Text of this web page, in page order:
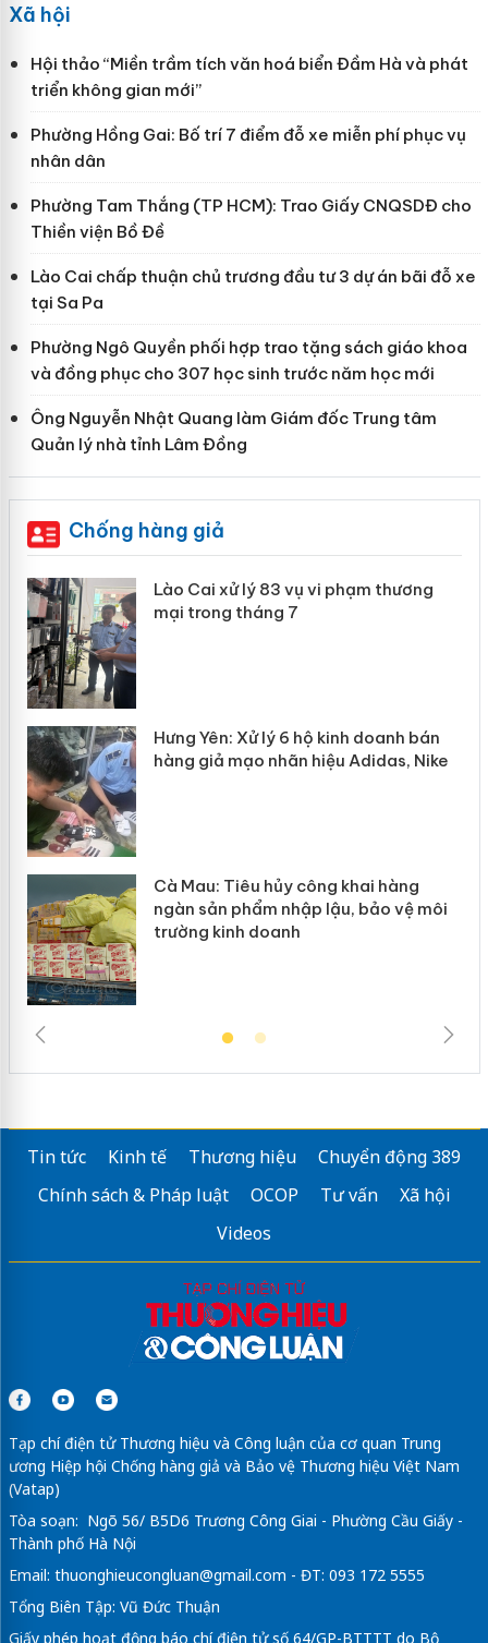
Xã hội
Hội thảo “Miền trầm tích văn hoá biển Đầm Hà và phát
triển không gian mới”
Phường Hồng Gai: Bố trí 7 điểm đỗ xe miễn phí phục vụ
nhân dân
Phường Tam Thắng (TP HCM): Trao Giấy CNQSDĐ cho
Thiền viện Bồ Đề
Lào Cai chấp thuận chủ trương đầu tư 3 dự án bãi đỗ xe
tại Sa Pa
Phường Ngô Quyền phối hợp trao tặng sách giáo khoa
và đồng phục cho 307 học sinh trước năm học mới
Ông Nguyễn Nhật Quang làm Giám đốc Trung tâm
Quản lý nhà tỉnh Lâm Đồng
Chống hàng giả
Lào Cai xử lý 83 vụ vi phạm thương
mại trong tháng 7
Hưng Yên: Xử lý 6 hộ kinh doanh bán
hàng giả mạo nhãn hiệu Adidas, Nike
Cà Mau: Tiêu hủy công khai hàng
ngàn sản phẩm nhập lậu, bảo vệ môi
trường kinh doanh
Tin tức Kinh tế Thương hiệu
Chuyển động 389
Chính sách & Pháp luật
OCOP Tư vấn
Xã hội
Videos
Tạp chí điện tử Thương hiệu và Công luận của cơ quan Trung
ương Hiệp hội Chống hàng giả và Bảo vệ Thương hiệu Việt Nam
(Vatap)
Tòa soạn: Ngõ 56/ B5D6 Trương Công Giai - Phường Cầu Giấy -
Thành phố Hà Nội
Email: thuonghieucongluan@gmail.com - ĐT: 093 172 5555
Tổng Biên Tập: Vũ Đức Thuận
Giấy phép hoạt động báo chí điện tử số 64/GP-BTTTT do Bộ